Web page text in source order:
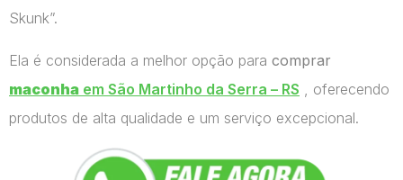
Skunk”.
Ela é considerada a melhor opção para comprar
maconha em São Martinho da Serra – RS , oferecendo
produtos de alta qualidade e um serviço excepcional.